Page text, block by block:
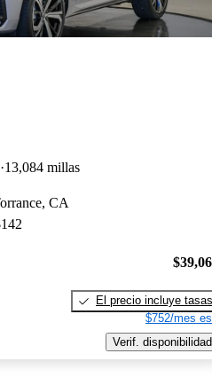
13,084 millas
CA
El precio incluye tasas
$752/mes
Verif. disponibilidad